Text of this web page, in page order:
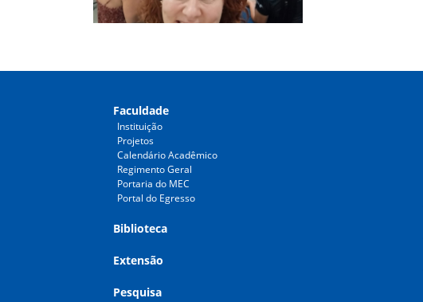
Faculdade
Instituição
Projetos
Calendário Acadêmico
Regimento Geral
Portaria do MEC
Portal do Egresso
Biblioteca
Extensão
Pesquisa